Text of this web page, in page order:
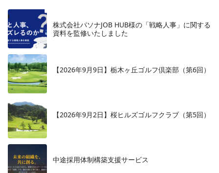
株式会社パソナJOB HUB様の「戦略人事」に関する
資料を監修いたしました
【2026年9月9日】栃木ヶ丘ゴルフ倶楽部（第6回）
【2026年9月2日】桜ヒルズゴルフクラブ（第5回）
中途採用体制構築支援サービス